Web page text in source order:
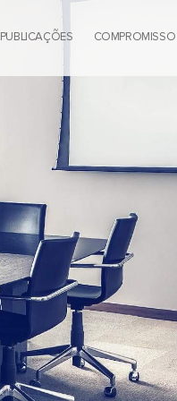
PUBLICAÇÕES COMPROMISSO